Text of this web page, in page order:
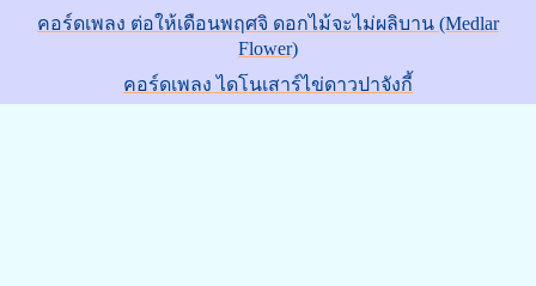
คอร์ดเพลง ต่อให้เดือนพฤศจิ ดอกไม้จะไม่ผลิบาน (Medlar
Flower)
คอร์ดเพลง ไดโนเสาร์ไข่ดาวปาจังกี้